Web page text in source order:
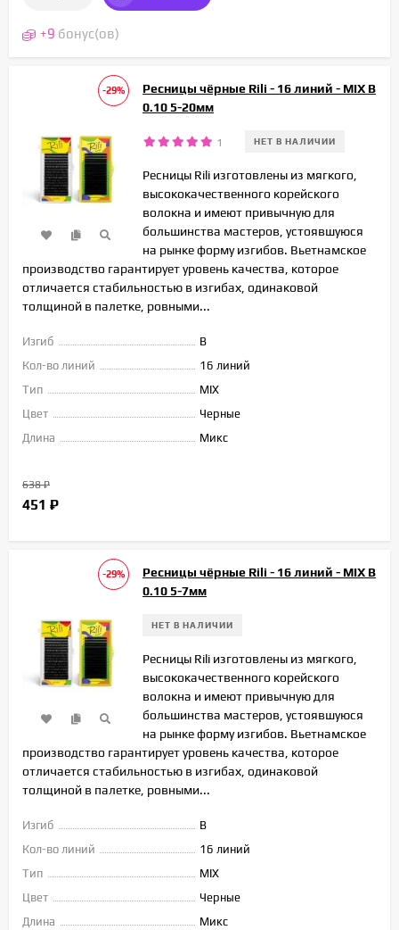
+9 бонус(ов)
-29%
Ресницы чёрные Rili - 16 линий - MIX B
0.10 5-20мм
1 НЕТ В НАЛИЧИИ
Ресницы Rili изготовлены из мягкого,
высококачественного корейского
волокна и имеют привычную для
большинства мастеров, устоявшуюся
на рынке форму изгибов. Вьетнамское
производство гарантирует уровень качества, которое
отличается стабильностью в изгибах, одинаковой
толщиной в палетке, ровными...
Изгиб
B
Кол-во линий
16 линий
Тип
MIX
Цвет
Черные
Длина
Микс
638₽
451 ₽
-29%
Ресницы чёрные Rili - 16 линий - MIX B
0.10 5-7мм
НЕТ В НАЛИЧИИ
Ресницы Rili изготовлены из мягкого,
высококачественного корейского
волокна и имеют привычную для
большинства мастеров, устоявшуюся
на рынке форму изгибов. Вьетнамское
производство гарантирует уровень качества, которое
отличается стабильностью в изгибах, одинаковой
толщиной в палетке, ровными...
Изгиб
B
Кол-во линий
16 линий
Тип
MIX
Цвет
Черные
Длина
Микс